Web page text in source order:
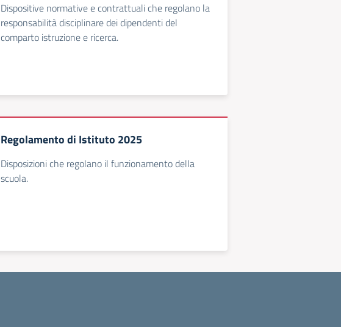
Dispositive normative e contrattuali che regolano la
responsabilità disciplinare dei dipendenti del
comparto istruzione e ricerca.
Regolamento di Istituto 2025
Disposizioni che regolano il funzionamento della
scuola.